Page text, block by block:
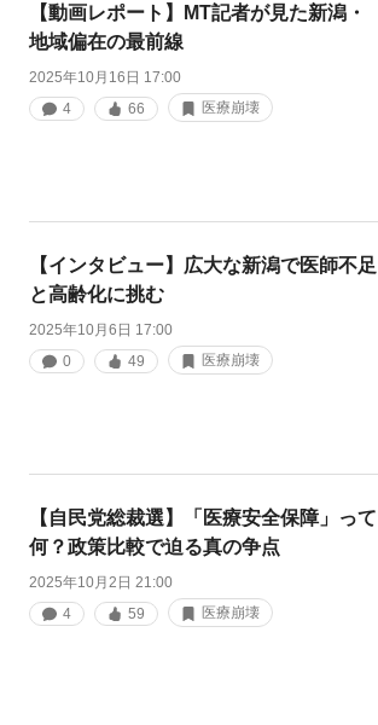
【動画レポート】MT記者が見た新潟・
地域偏在の最前線
2025年10月16日 17:00
4
66 医療崩壊
【インタビュー】広大な新潟で医師不足
と高齢化に挑む
2025年10月6日 17:00
0
49 医療崩壊
【自民党総裁選】「医療安全保障」って
何？政策比較で迫る真の争点
2025年10月2日 21:00
4
59 医療崩壊